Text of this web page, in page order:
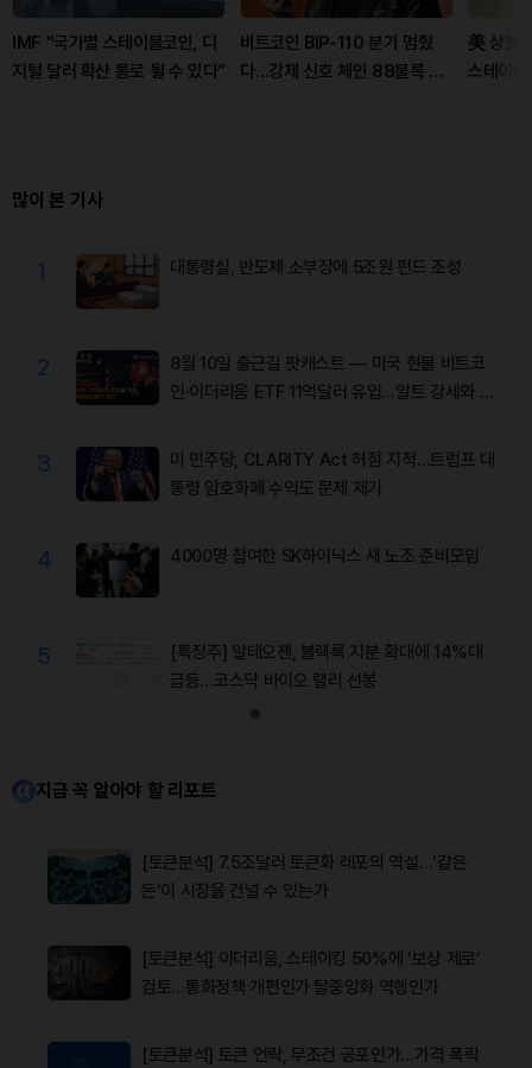
IMF “국가별 스테이블코인, 디
지털 달러 확산 통로 될 수 있다”
비트코인 BIP-110 분기 멈췄
다…강제 신호 체인 88블록 뒤
美 상원
스테이
많이 본 기사
1 대통령실, 반도체 소부장에 5조원 펀드 조성
2
8월 10일 출근길 팟캐스트 — 미국 현물 비트코
인·이더리움 ETF 11억달러 유입…알트 강세와 숏
3
미 민주당, CLARITY Act 허점 지적…트럼프 대
통령 암호화폐 수익도 문제 제기
4 4000명 참여한 SK하이닉스 새 노조 준비모임
5
[특징주] 알테오젠, 블랙록 지분 확대에 14%대
급등…코스닥 바이오 랠리 선봉
지금 꼭 알아야 할 리포트
[토큰분석] 7.5조달러 토큰화 레포의 역설…‘같은
돈’이 시장을 건널 수 있는가
[토큰분석] 이더리움, 스테이킹 50%에 ‘보상 제로’
검토…통화정책 개편인가 탈중앙화 역행인가
[토큰분석] 토큰 언락, 무조건 공포인가…가격 폭락